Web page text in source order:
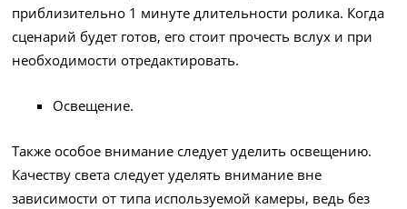
приблизительно 1 минуте длительности ролика. Когда
сценарий будет готов, его стоит прочесть вслух и при
необходимости отредактировать.
Освещение.
Также особое внимание следует уделить освещению.
Качеству света следует уделять внимание вне
зависимости от типа используемой камеры, ведь без